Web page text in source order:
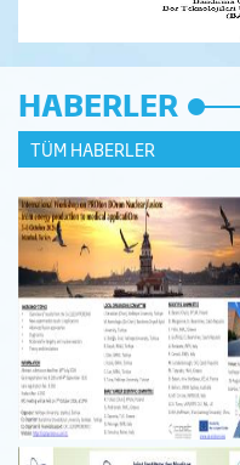
TÜM HABERLER
HABERLER